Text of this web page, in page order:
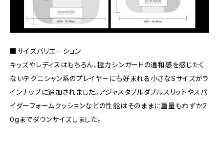
■サイズバリエーション
キッズやレディスはもちろん、極力シンガードの違和感を感じたく
ないテクニシャン系のプレイヤーにも好まれる小さなSサイズがラ
インナップに追加されました。アジャスタブルダブルスリットやスパ
イダーフォームクッションなどの性能はそのままに重量もわずか2
0gまでダウンサイズしました。